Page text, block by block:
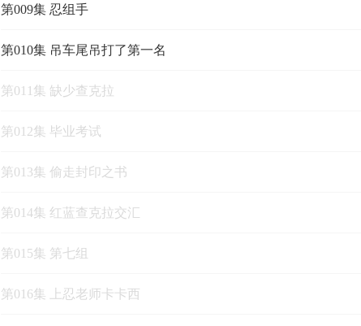
第009集 忍组手
第010集 吊车尾吊打了第一名
第011集 缺少查克拉
第012集 毕业考试
第013集 偷走封印之书
第014集 红蓝查克拉交汇
第015集 第七组
第016集 上忍老师卡卡西